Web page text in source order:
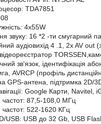
TDA7851
4х55W
звуку: 16 *2 -ти смугарний
аудіовихід 4 .1, 2x AV out
зв'язок, ідентифікація
AVRCP (профіль
GPS-антена, підтримка 2D/3D
Google Карти, Navitel,
частот: 87,5-108,0 МГц
522-1620 КГц
USB: USB до 32 Gb, USB